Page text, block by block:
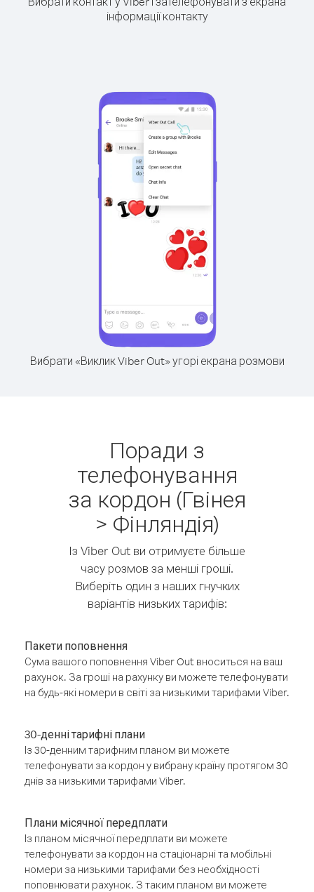
інформації контакту
Вибрати «Виклик Viber Out» угорі екрана розмови
Поради з
телефонування
за кордон (Гвінея
> Фінляндія)
Із Viber Out ви отримуєте більше
часу розмов за менші гроші.
Виберіть один з наших гнучких
варіантів низьких тарифів:
Пакети поповнення
Сума вашого поповнення Viber Out вноситься на ваш
рахунок. За гроші на рахунку ви можете телефонувати
на будь-які номери в світі за низькими тарифами Viber.
30-денні тарифні плани
Із 30-денним тарифним планом ви можете
телефонувати за кордон у вибрану країну протягом 30
днів за низькими тарифами Viber.
Плани місячної передплати
Із планом місячної передплати ви можете
телефонувати за кордон на стаціонарні та мобільні
номери за низькими тарифами без необхідності
поповнювати рахунок. З таким планом ви можете